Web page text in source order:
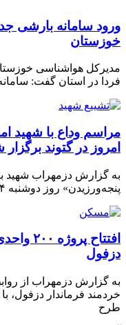
سامانه بارشی جدید
هواشناسی خوزستان با
در استان گفت: سامانه
وداع با شهید
در گتوند برگزار شد
گزارش دزمهراب شهید
روز دوشنبه ۲۴ دی ماه بر اثر تیراندازی افراد ناشناس
افتتاح
گزارش دزمهراب از روابط